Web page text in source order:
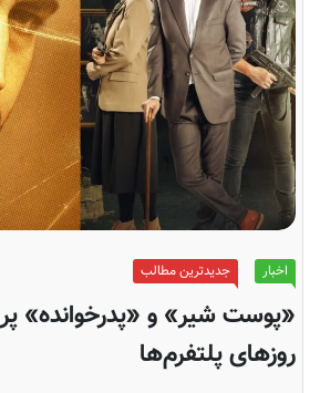
اخبار جدیدترین مطالب
«پوست شیر» و «پدرخوانده»
روزهای پلتفرم‌ها